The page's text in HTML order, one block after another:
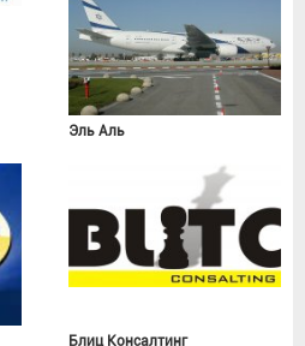
Эль Аль
Блиц Консалтинг